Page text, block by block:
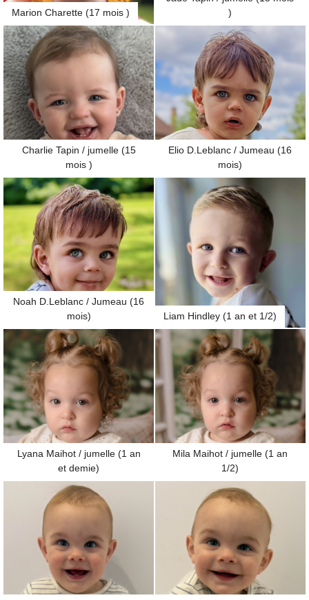
Marion Charette (17 mois )
)
Charlie Tapin / jumelle (15
mois )
Elio D.Leblanc / Jumeau (16
mois)
Noah D.Leblanc / Jumeau (16
mois)
Liam Hindley (1 an et 1/2)
Lyana Maihot / jumelle (1 an
et demie)
Mila Maihot / jumelle (1 an
1/2)